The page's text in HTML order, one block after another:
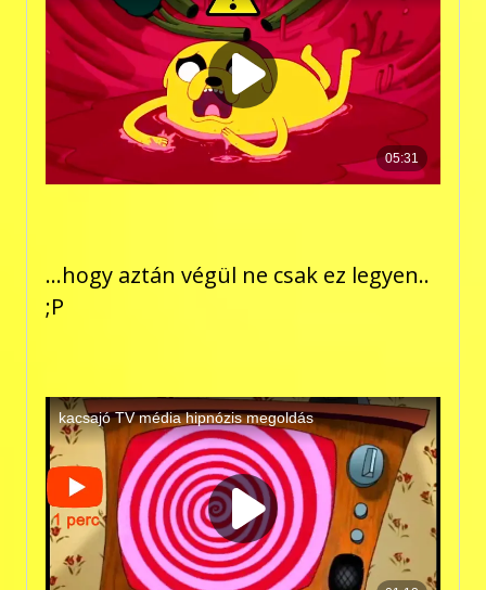
...hogy aztán végül ne csak ez legyen..
;P